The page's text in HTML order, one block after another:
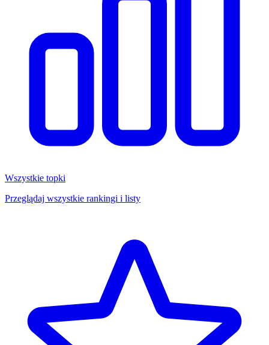
Wszystkie topki
Przeglądaj wszystkie rankingi i listy